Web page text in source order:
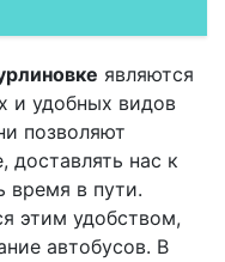
являются
и удобных видов
позволяют
доставлять нас к
время в пути.
этим удобством,
автобусов. В